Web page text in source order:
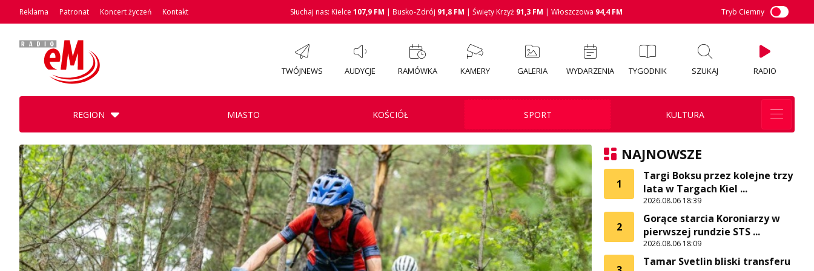
Reklama Patronat Koncert życzeń Kontakt Słuchaj nas: Kielce 107,9 FM | Busko-Zdrój 91,8 FM | Święty Krzyż 91,3 FM | Włoszczowa 94,4 FM Tryb Ciemny
TWÓJNEWS AUDYCJE RAMÓWKA KAMERY GALERIA WYDARZENIA TYGODNIK SZUKAJ RADIO
REGION MIASTO KOŚCIÓŁ SPORT KULTURA
NAJNOWSZE
1
Targi Boksu przez kolejne trzy
lata w Targach Kiel ...
2026.08.06 18:39
2
Gorące starcia Koroniarzy w
pierwszej rundzie STS ...
2026.08.06 18:09
Tamar Svetlin bliski transferu